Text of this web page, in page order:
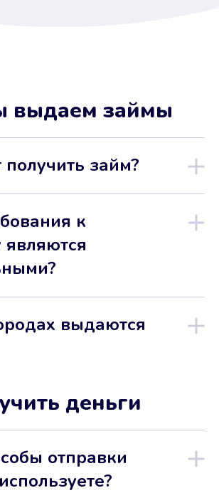
выдаем займы
займ?
к
выдаются
деньги
отправки